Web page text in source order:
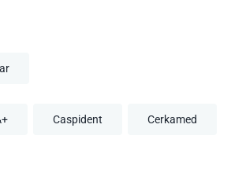
Caspident Cerkamed